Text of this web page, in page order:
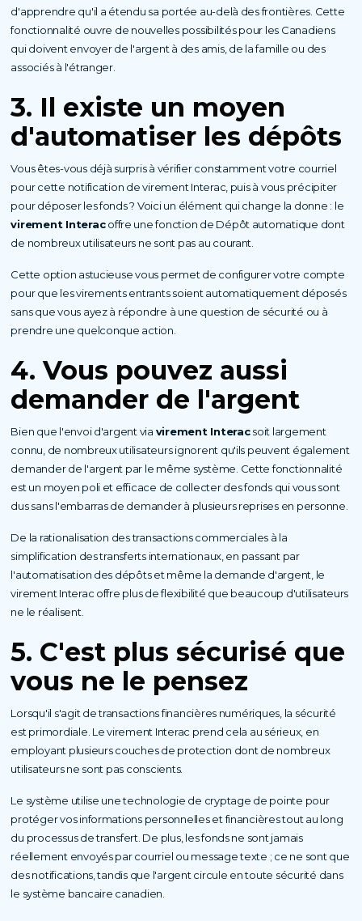
d'apprendre qu'il a étendu sa portée au-delà des frontières. Cette
fonctionnalité ouvre de nouvelles possibilités pour les Canadiens
qui doivent envoyer de l'argent à des amis, de la famille ou des
associés à l'étranger.
3. Il existe un moyen
d'automatiser les dépôts
Vous êtes-vous déjà surpris à vérifier constamment votre courriel
pour cette notification de virement Interac, puis à vous précipiter
pour déposer les fonds ? Voici un élément qui change la donne : le
virement Interacoffre une fonction de Dépôt automatique dont
de nombreux utilisateurs ne sont pas au courant.
Cette option astucieuse vous permet de configurer votre compte
pour que les virements entrants soient automatiquement déposés
sans que vous ayez à répondre à une question de sécurité ou à
prendre une quelconque action.
4. Vous pouvez aussi
demander de l'argent
Bien que l'envoi d'argent via virement Interacsoit largement
connu, de nombreux utilisateurs ignorent qu'ils peuvent également
demander de l'argent par le même système. Cette fonctionnalité
est un moyen poli et efficace de collecter des fonds qui vous sont
dus sans l'embarras de demander à plusieurs reprises en personne.
De la rationalisation des transactions commerciales à la
simplification des transferts internationaux, en passant par
l'automatisation des dépôts et même la demande d'argent, le
virement Interac offre plus de flexibilité que beaucoup d'utilisateurs
ne le réalisent.
5. C'est plus sécurisé que
vous ne le pensez
Lorsqu'il s'agit de transactions financières numériques, la sécurité
est primordiale. Le virement Interac prend cela au sérieux, en
employant plusieurs couches de protection dont de nombreux
utilisateurs ne sont pas conscients.
Le système utilise une technologie de cryptage de pointe pour
protéger vos informations personnelles et financières tout au long
du processus de transfert. De plus, les fonds ne sont jamais
réellement envoyés par courriel ou message texte ; ce ne sont que
des notifications, tandis que l'argent circule en toute sécurité dans
le système bancaire canadien.